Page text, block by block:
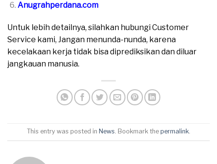
Anugrahperdana.com
Untuk lebih detailnya, silahkan hubungi Customer
Service kami, Jangan menunda-nunda, karena
kecelakaan kerja tidak bisa diprediksikan dan diluar
jangkauan manusia.
This entry was posted in News. Bookmark the permalink.